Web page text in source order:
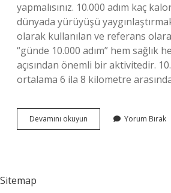
yapmalısınız. 10.000 adım kaç
dünyada yürüyüşü
olarak kullanılan ve referans
“günde 10.000 adım” hem sağlık
açısından önemli bir aktivitedir.
ortalama 6 ila 8 kilometre
Devamını okuyun
Kalori
Yorum Bırak
Sitemap